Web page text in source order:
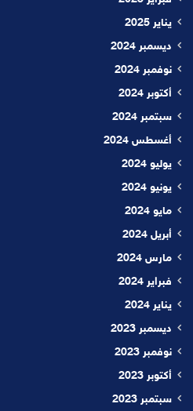
يناير 2025
ديسمبر 2024
نوفمبر 2024
أكتوبر 2024
سبتمبر 2024
أغسطس 2024
يوليو 2024
يونيو 2024
مايو 2024
أبريل 2024
مارس 2024
فبراير 2024
يناير 2024
ديسمبر 2023
نوفمبر 2023
أكتوبر 2023
سبتمبر 2023